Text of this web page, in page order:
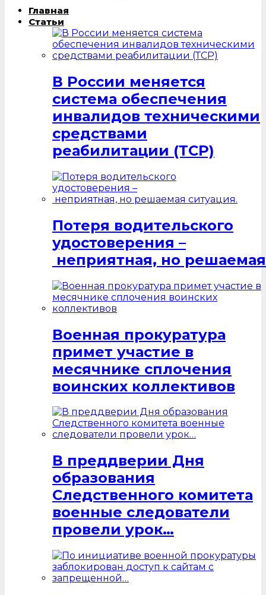
Главная
Статьи
В России меняется
система обеспечения
инвалидов техническими
средствами
реабилитации (ТСР)
Потеря водительского
удостоверения –
неприятная, но
Военная прокуратура
примет участие в
месячнике сплочения
воинских коллективов
В преддверии Дня
образования
Следственного комитета
военные следователи
провели урок…